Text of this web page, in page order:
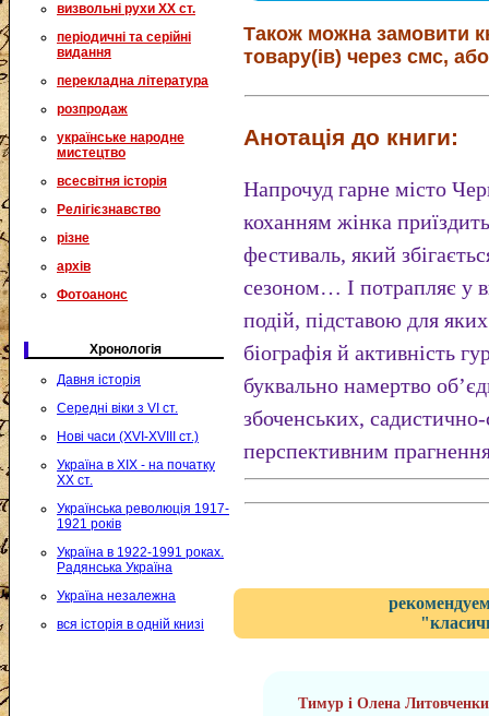
визвольні рухи XX ст.
періодичні та серійні
видання
перекладна література
розпродаж
українське народне
мистецтво
всесвітня історія
Релігієзнавство
різне
архів
Фотоанонс
Хронологія
Давня історія
Середні віки з VI ст.
Нові часи (XVI-XVIII ст.)
Україна в XIX - на початку
XX ст.
Українська революція 1917-
1921 років
Україна в 1922-1991 роках.
Радянська Україна
Україна незалежна
вся історія в одній книзі
Також можна замовити
товару(ів) через смс,
Анотація до книги:
Напрочуд гарне місто
коханням жінка
фестиваль, який
сезоном… І потрапляє у
подій, підставою для
біографія й активність
буквально намертво
збоченських,
перспективним
Тимур і Олена Литовченки